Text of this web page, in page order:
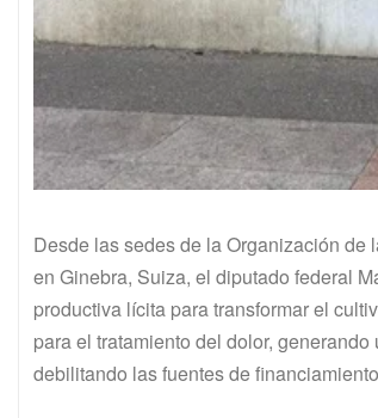
Desde las sedes de la Organización
en Ginebra, Suiza, el diputado federal
productiva lícita para transformar el
para el tratamiento del dolor,
debilitando las fuentes de